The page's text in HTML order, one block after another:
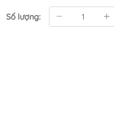
#donguchobegai
Số lượng: